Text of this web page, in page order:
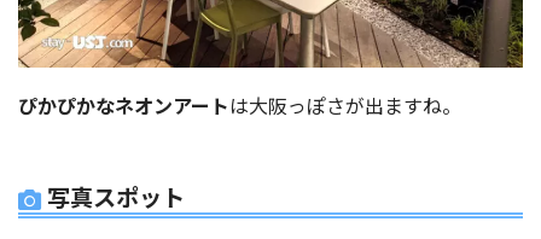
ぴかぴかなネオンアートは大阪っぽさが出ますね。
写真スポット